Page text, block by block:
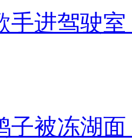
手进驾驶
子被冻湖